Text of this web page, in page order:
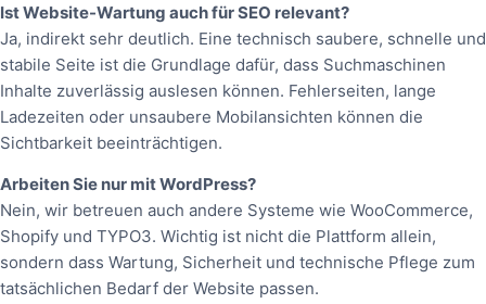
Ist Website-Wartung auch für SEO relevant?
Ja, indirekt sehr deutlich. Eine technisch saubere, schnelle und
stabile Seite ist die Grundlage dafür, dass Suchmaschinen
Inhalte zuverlässig auslesen können. Fehlerseiten, lange
Ladezeiten oder unsaubere Mobilansichten können die
Sichtbarkeit beeinträchtigen.
Arbeiten Sie nur mit WordPress?
Nein, wir betreuen auch andere Systeme wie WooCommerce,
Shopify und TYPO3. Wichtig ist nicht die Plattform allein,
sondern dass Wartung, Sicherheit und technische Pflege zum
tatsächlichen Bedarf der Website passen.